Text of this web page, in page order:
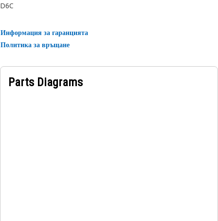
D6C
Информация за гаранцията
Политика за връщане
Parts Diagrams